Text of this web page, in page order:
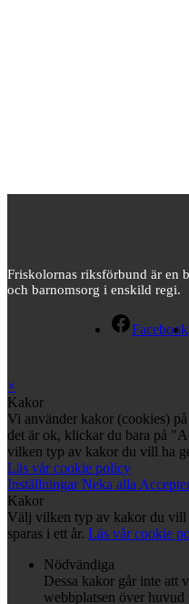
Friskolornas riksförbund är en
och barnomsorg i enskild regi.
Facebook
×
Kakor
Vi använder kakor (cookies)
det är ok, klickar du bara på
vilken typ av kakor du vill ha
Läs vår cookie policy
InställningarNeka alla
Kakor
Välj vilken typ av kakor du vill
sparas i ett år. Läs vår cookie
Nödvändiga
Dessa kakor går inte att
webbplatsen över huvud